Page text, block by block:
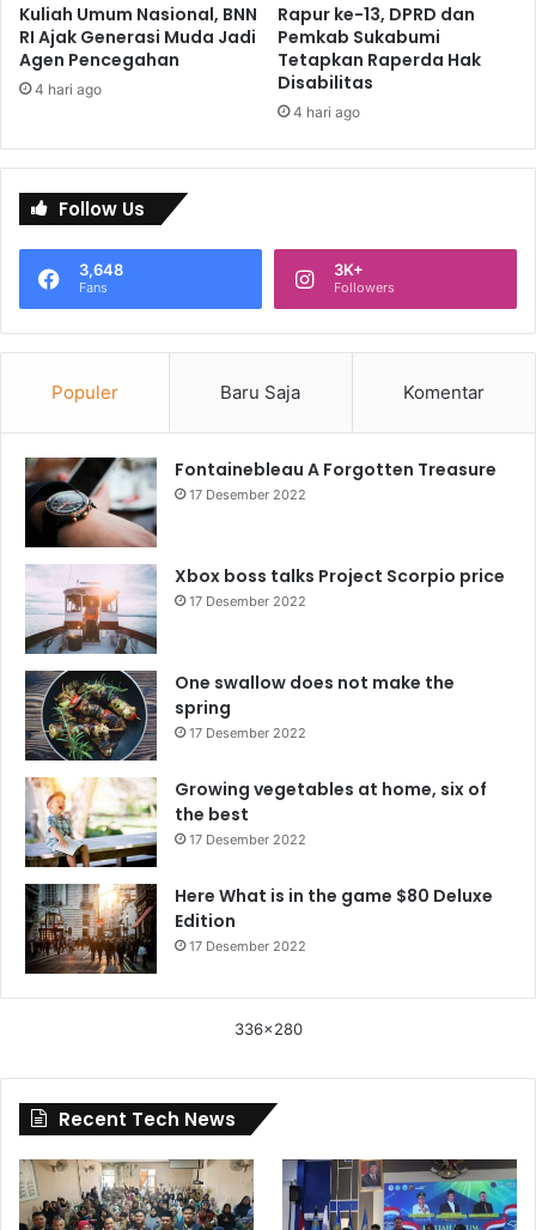
Kuliah Umum Nasional, BNN
RI Ajak Generasi Muda Jadi
Agen Pencegahan
4 hari ago
Rapur ke-13, DPRD dan
Pemkab Sukabumi
Tetapkan Raperda Hak
Disabilitas
4 hari ago
Follow Us
3,648
Fans
3K+
Followers
Populer Baru Saja Komentar
Fontainebleau A Forgotten Treasure
17 Desember 2022
Xbox boss talks Project Scorpio price
17 Desember 2022
One swallow does not make the
spring
17 Desember 2022
Growing vegetables at home, six of
the best
17 Desember 2022
Here What is in the game $80 Deluxe
Edition
17 Desember 2022
336x280
Recent Tech News